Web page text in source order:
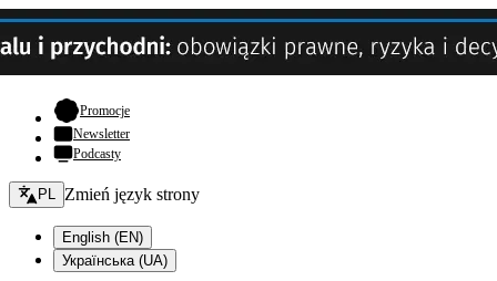
Promocje- otwiera się w nowej karcie
Newsletter
Podcasty
Zmień język - bieżący:
PL Zmień język strony
English (EN)
Українська (UA)